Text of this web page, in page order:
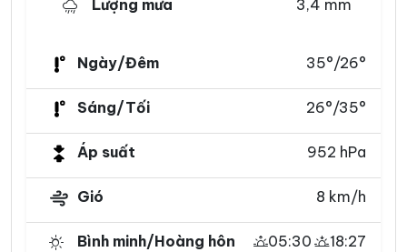
Lượng mưa 3,4 mm
Ngày/Đêm 35°/26°
Sáng/Tối 26°/35°
Áp suất 952 hPa
Gió 8 km/h
Bình minh/Hoàng hôn 05:30 18:27